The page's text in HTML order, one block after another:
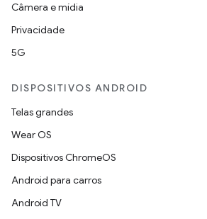
Câmera e mídia
Privacidade
5G
DISPOSITIVOS ANDROID
Telas grandes
Wear OS
Dispositivos ChromeOS
Android para carros
Android TV